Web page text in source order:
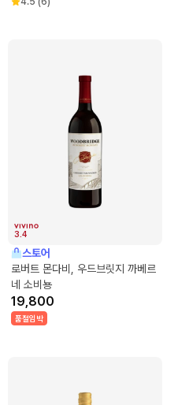
3.4
스토어
로버트 몬다비, 우드브릿지 까베르
네 소비뇽
19,800
품절임박